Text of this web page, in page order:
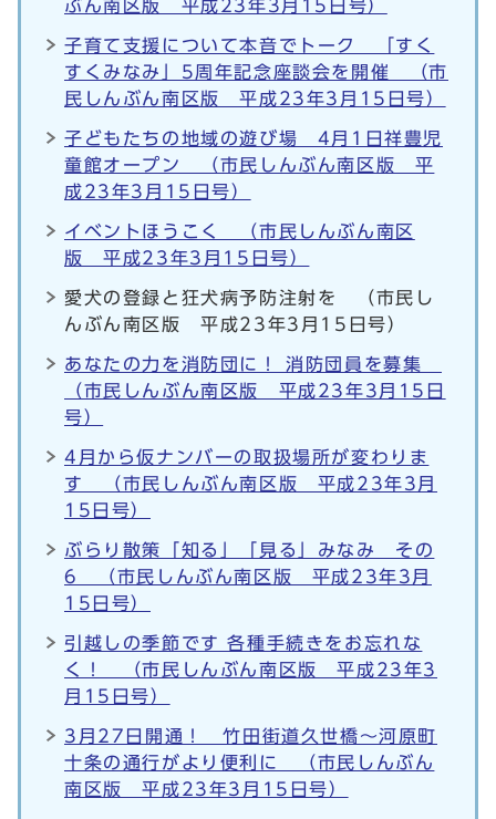
ぶん南区版 平成23年3月15日号）
子育て支援について本音でトーク 「すく
すくみなみ」5周年記念座談会を開催 （市
民しんぶん南区版 平成23年3月15日号）
子どもたちの地域の遊び場 4月1日祥豊児
童館オープン （市民しんぶん南区版 平
成23年3月15日号）
イベントほうこく （市民しんぶん南区
版 平成23年3月15日号）
愛犬の登録と狂犬病予防注射を （市民し
んぶん南区版 平成23年3月15日号）
あなたの力を消防団に！ 消防団員を募集
（市民しんぶん南区版 平成23年3月15日
号）
4月から仮ナンバーの取扱場所が変わりま
す （市民しんぶん南区版 平成23年3月
15日号）
ぶらり散策「知る」「見る」みなみ その
6 （市民しんぶん南区版 平成23年3月
15日号）
引越しの季節です 各種手続きをお忘れな
く！ （市民しんぶん南区版 平成23年3
月15日号）
3月27日開通！ 竹田街道久世橋～河原町
十条の通行がより便利に （市民しんぶん
南区版 平成23年3月15日号）